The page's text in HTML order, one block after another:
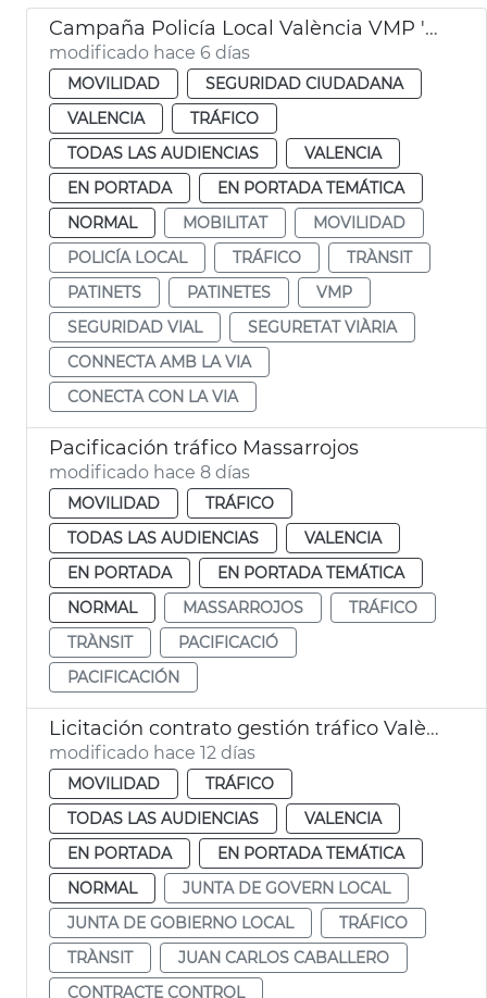
Campaña Policía Local València VMP 'Conecta con la vía'
modificado hace 6 días
MOVILIDAD
SEGURIDAD CIUDADANA
VALENCIA
TRÁFICO
TODAS LAS AUDIENCIAS
VALENCIA
EN PORTADA
EN PORTADA TEMÁTICA
NORMAL
MOBILITAT
MOVILIDAD
POLICÍA LOCAL
TRÁFICO
TRÀNSIT
PATINETS
PATINETES
VMP
SEGURIDAD VIAL
SEGURETAT VIÀRIA
CONNECTA AMB LA VIA
CONECTA CON LA VIA
Pacificación tráfico Massarrojos
modificado hace 8 días
MOVILIDAD
TRÁFICO
TODAS LAS AUDIENCIAS
VALENCIA
EN PORTADA
EN PORTADA TEMÁTICA
NORMAL
MASSARROJOS
TRÁFICO
TRÀNSIT
PACIFICACIÓ
PACIFICACIÓN
Licitación contrato gestión tráfico València
modificado hace 12 días
MOVILIDAD
TRÁFICO
TODAS LAS AUDIENCIAS
VALENCIA
EN PORTADA
EN PORTADA TEMÁTICA
NORMAL
JUNTA DE GOVERN LOCAL
JUNTA DE GOBIERNO LOCAL
TRÁFICO
TRÀNSIT
JUAN CARLOS CABALLERO
CONTRACTE CONTROL